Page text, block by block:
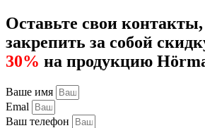
Оставьте свои
закрепить за собой
30% на продукцию
Ваше имя
Emal
Ваш телефон